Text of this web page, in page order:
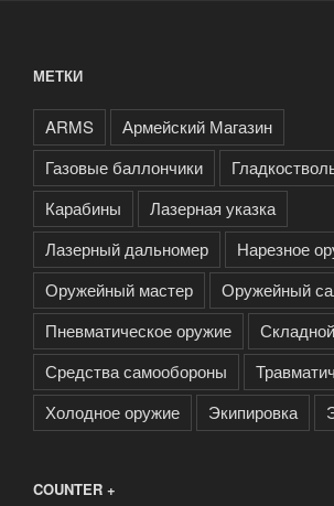
МЕТКИ
ARMS
Армейский Магазин
Газовые баллончики
Карабины
Лазерная указка
Лазерный дальномер
Нарезное
Оружейный мастер
Оружейный
Пневматическое оружие
Средства самообороны
Холодное оружие
Экипировка
COUNTER +